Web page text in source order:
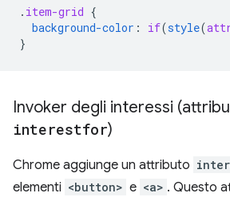
. item-grid {
background-color : if(style(
}
Invoker degli interessi
interestfor)
Chrome aggiunge un attributo
elementi <button> e <a> . Questo